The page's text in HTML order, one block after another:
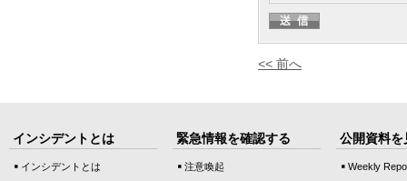
<< 前へ
インシデントとは
インシデントとは
緊急情報を確認する
注意喚起
公開資料を
Weekly